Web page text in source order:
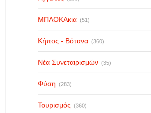
ΜΠΛΟΚΑκια (51)
Κήπος - Βότανα (360)
Νέα Συνεταιρισμών (35)
Φύση (283)
Τουρισμός (360)